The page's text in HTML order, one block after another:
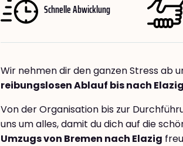
Schnelle Abwicklung
Wir nehmen dir den ganzen Stress ab
reibungslosen Ablauf bis nach
Von der Organisation bis zur
uns um alles, damit du dich auf die
Umzugs von Bremen nach Elazig